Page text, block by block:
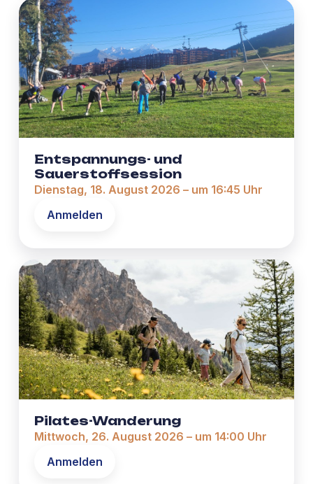
Entspannungs- und
Sauerstoffsession
Dienstag, 18. August 2026 – um 16:45 Uhr
Anmelden
Pilates-Wanderung
Mittwoch, 26. August 2026 – um 14:00 Uhr
Anmelden